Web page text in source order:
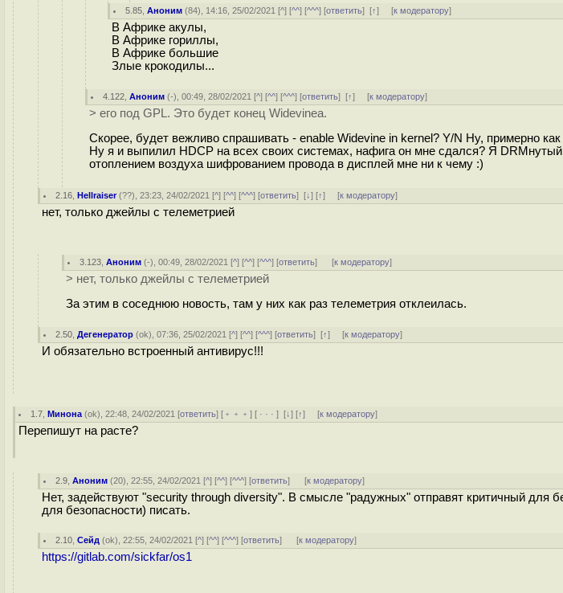
5.85 ,Аноним (84), 14:16, 25/02/2021 [^] [^^] [^^^] [ответить][↑] [к модератору]
В Африке акулы,
В Африке гориллы,
В Африке большие
Злые крокодилы...
4.122 ,Аноним (-), 00:49, 28/02/2021 [^] [^^] [^^^] [ответить][↑] [к модератору]
> его под GPL. Это будет конец Widevineа.
Скорее, будет вежливо спрашивать - enable Widevine in kernel? Y/N Ну, примерно
Ну я и выпилил HDCP на всех своих системах, нафига он мне сдался? Я
отоплением воздуха шифрованием провода в дисплей мне ни к чему :)
2.16 ,Hellraiser(??), 23:23, 24/02/2021 [^] [^^] [^^^] [ответить][↓] [↑] [к модератору]
нет, только джейлы с телеметрией
3.123 ,Аноним (-), 00:49, 28/02/2021 [^] [^^] [^^^] [ответить] [к модератору]
> нет, только джейлы с телеметрией
За этим в соседнюю новость, там у них как раз телеметрия отклеилась.
2.50 ,Дегенератор (ok), 07:36, 25/02/2021 [^] [^^] [^^^] [ответить][↑] [к модератору]
И обязательно встроенный антивирус!!!
1.7 ,Минона (ok), 22:48, 24/02/2021 [ответить] [ ﹢﹢﹢] [ · · ·][↓] [↑] [к модератору]
Перепишут на расте?
2.9 ,Аноним (20), 22:55, 24/02/2021 [^] [^^] [^^^] [ответить] [к модератору]
Нет, задействуют "security through diversity". В смысле "радужных" отправят критичный для
для безопасности) писать.
2.10 ,Сейд (ok), 22:55, 24/02/2021 [^] [^^] [^^^] [ответить] [к модератору]
https://gitlab.com/sickfar/os1